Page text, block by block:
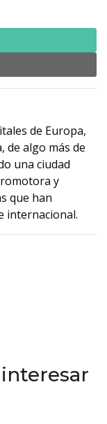
de Europa,
de algo más de
una ciudad
y
que han
internacional.